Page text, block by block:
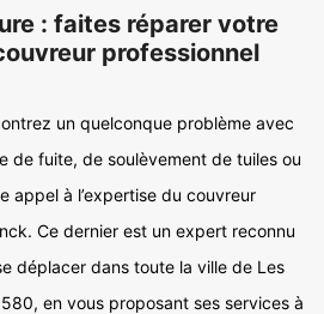
: faites réparer votre
professionnel
un quelconque problème avec
de fuite, de soulèvement de tuiles ou
appel à l’expertise du couvreur
Ce dernier est un expert reconnu
déplacer dans toute la ville de Les
en vous proposant ses services à